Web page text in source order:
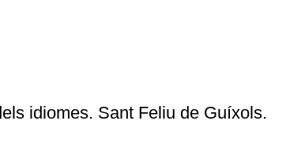
idiomes. Sant Feliu de Guíxols.